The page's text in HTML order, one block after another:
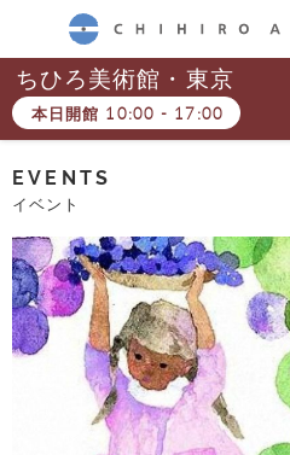
CHIHIRO ART MUSEUM
ちひろ美術館・東京
本日開館 10:00 - 17:00
EVENTS
イベント